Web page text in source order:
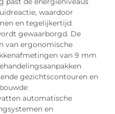
waardoor
en tegelijkertijd
gewaarborgd. De
van ergonomische
van 9 mm
gezichtscontouren en
automatische
en